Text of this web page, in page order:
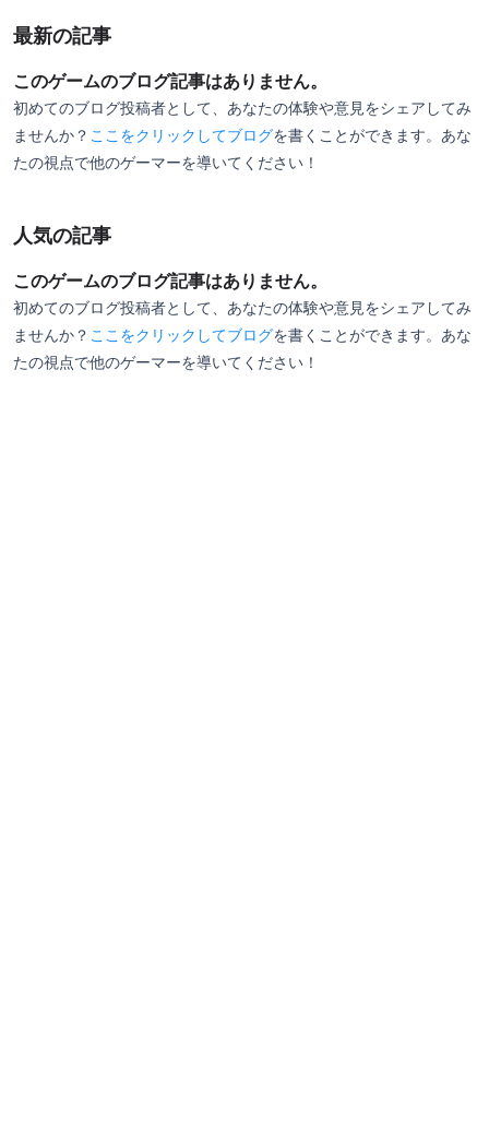
最新の記事
このゲームのブログ記事はありません。
初めてのブログ投稿者として、あなたの体験や意見をシェアしてみ
ませんか？ ここをクリックしてブログを書くことができます。あな
たの視点で他のゲーマーを導いてください！
人気の記事
このゲームのブログ記事はありません。
初めてのブログ投稿者として、あなたの体験や意見をシェアしてみ
ませんか？ ここをクリックしてブログを書くことができます。あな
たの視点で他のゲーマーを導いてください！